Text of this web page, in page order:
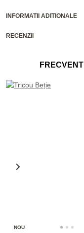
INFORMATII ADITIONALE
RECENZII
NOU